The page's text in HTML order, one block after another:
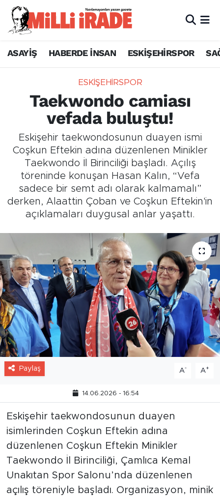
ASAYİŞ HABERDE İNSAN ESKİŞEHİRSPOR
ESKİŞEHİRSPOR
Taekwondo camiası
vefada buluştu!
Eskişehir taekwondosunun duayen ismi
Coşkun Eftekin adına düzenlenen Minikler
Taekwondo İl Birinciliği başladı. Açılış
töreninde konuşan Hasan Kalın, “Vefa
sadece bir semt adı olarak kalmamalı”
derken, Alaattin Çoban ve Coşkun Eftekin'in
açıklamaları duygusal anlar yaşattı.
Paylaş A- A+
14.06.2026 - 16:54
Eskişehir taekwondosunun duayen
isimlerinden Coşkun Eftekin adına
düzenlenen Coşkun Eftekin Minikler
Taekwondo İl Birinciliği, Çamlıca Kemal
Unakıtan Spor Salonu’nda düzenlenen
açılış töreniyle başladı. Organizasyon, minik